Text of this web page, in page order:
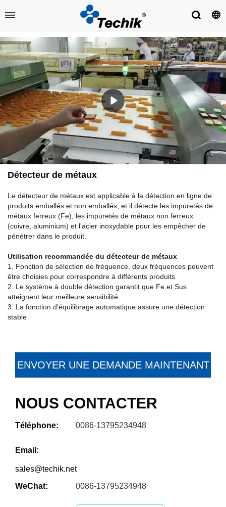
Détecteur de métaux
Le détecteur de métaux est applicable à la détection en ligne de
produits emballés et non emballés, et il détecte les impuretés de
métaux ferreux (Fe), les impuretés de métaux non ferreux
(cuivre, aluminium) et l'acier inoxydable pour les empêcher de
pénétrer dans le produit.
Utilisation recommandée du détecteur de métaux
1. Fonction de sélection de fréquence, deux fréquences peuvent
être choisies pour correspondre à différents produits
2. Le système à double détection garantit que Fe et Sus
atteignent leur meilleure sensibilité
3. La fonction d'équilibrage automatique assure une détection
stable
ENVOYER UNE DEMANDE MAINTENANT
NOUS CONTACTER
Téléphone: 0086-13795234948
Email:
sales@techik.net
WeChat:
0086-13795234948